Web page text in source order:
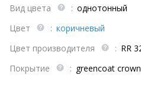
Вид цвета
: однотонный
Цвет
: коричневый
Цвет производителя
: RR
Покрытие
: greencoat